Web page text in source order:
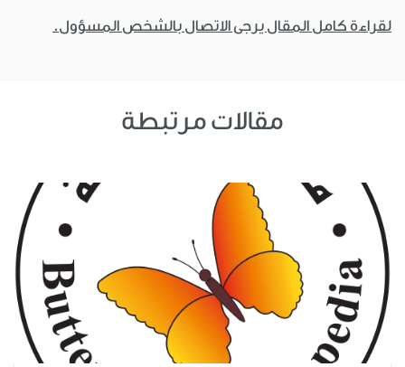
لقراءة كامل المقال يرجى الاتصال بالشخص المسؤول.
مقالات مرتبطة